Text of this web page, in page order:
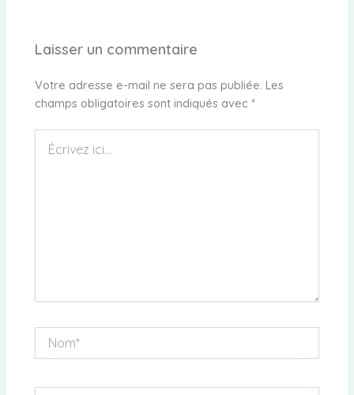
Laisser un commentaire
Votre adresse e-mail ne sera pas publiée. Les
champs obligatoires sont indiqués avec *
ici…